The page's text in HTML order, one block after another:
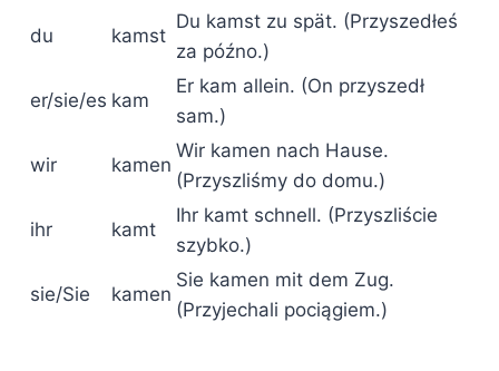
du kamst
Du kamst zu spät. (Przyszedłeś
za późno.)
er/sie/es kam
Er kam allein. (On przyszedł
sam.)
wir kamen
Wir kamen nach Hause.
(Przyszliśmy do domu.)
ihr kamt
Ihr kamt schnell. (Przyszliście
szybko.)
sie/Sie kamen
Sie kamen mit dem Zug.
(Przyjechali pociągiem.)